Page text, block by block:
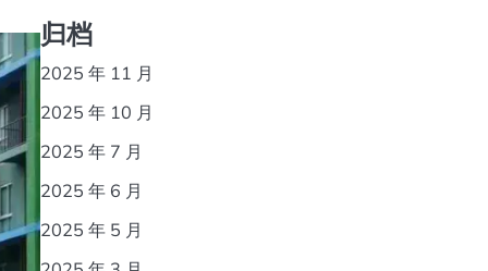
归档
2025 年 11 月
2025 年 10 月
2025 年 7 月
2025 年 6 月
2025 年 5 月